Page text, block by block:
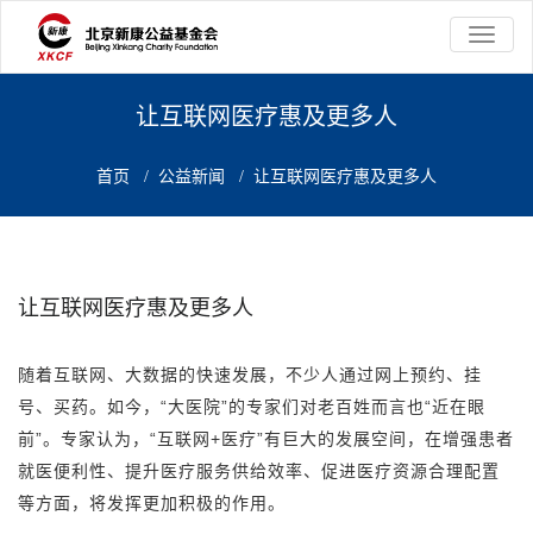
切
换
航
让互联网医疗惠及更多人
首页 / 公益新闻 / 让互联网医疗惠及更多人
让互联网医疗惠及更多人
随着互联网、大数据的快速发展，不少人通过网上预约、挂
号、买药。如今，“大医院”的专家们对老百姓而言也“近在眼
前”。专家认为，“互联网+医疗”有巨大的发展空间，在增强患者
就医便利性、提升医疗服务供给效率、促进医疗资源合理配置
等方面，将发挥更加积极的作用。